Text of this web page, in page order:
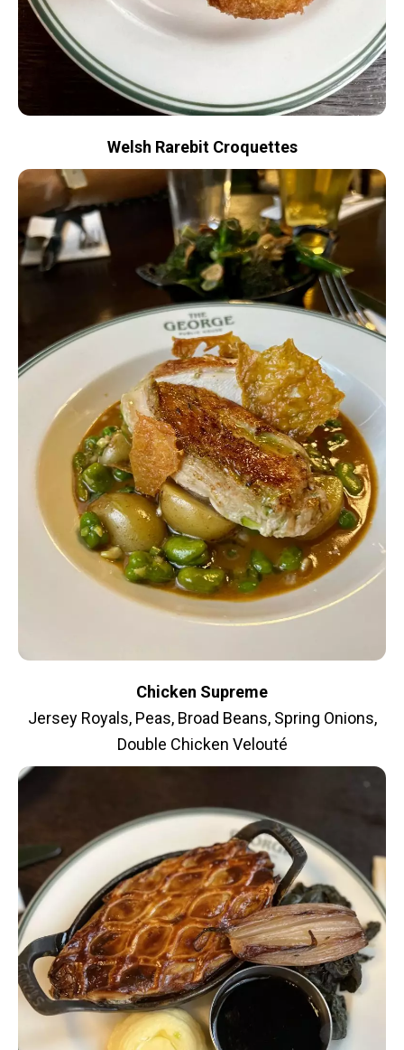
Welsh Rarebit Croquettes
Chicken Supreme
Jersey Royals, Peas, Broad Beans, Spring Onions,
Double Chicken Velouté